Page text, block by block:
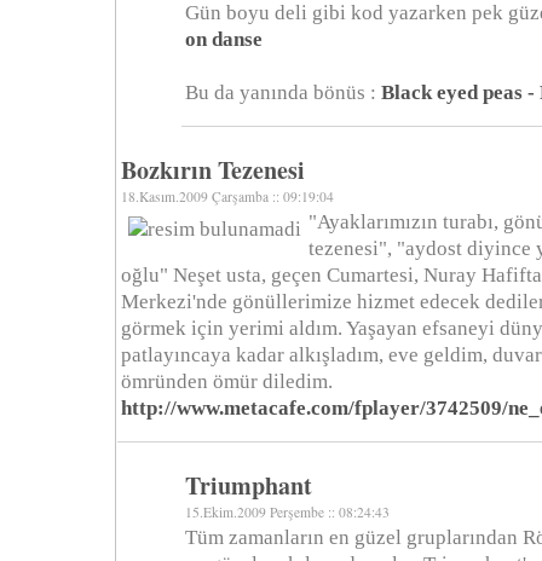
Gün boyu deli gibi kod yazarken pek
on danse
Bu da yanında bönüs : Black eyed peas
Bozkırın Tezenesi
18.Kasım.2009 Çarşamba :: 09:19:04
"Ayaklarımızın turabı,
tezenesi", "aydost diyince
oğlu" Neşet usta, geçen Cumartesi, Nuray
Merkezi'nde gönüllerimize hizmet edecek
görmek için yerimi aldım. Yaşayan efsaneyi
patlayıncaya kadar alkışladım, eve geldim,
ömründen ömür diledim.
http://www.metacafe.com/fplayer/3742509/
Triumphant
15.Ekim.2009 Perşembe :: 08:24:43
Tüm zamanların en güzel gruplarından